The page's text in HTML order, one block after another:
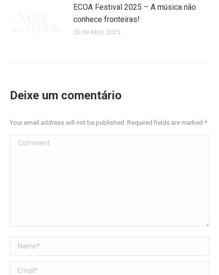
ECOA Festival 2025 – A música não
conhece fronteiras!
30 de Abril, 2025
Deixe um comentário
Your email address will not be published. Required fields are marked *
Comment
Name *
Email *